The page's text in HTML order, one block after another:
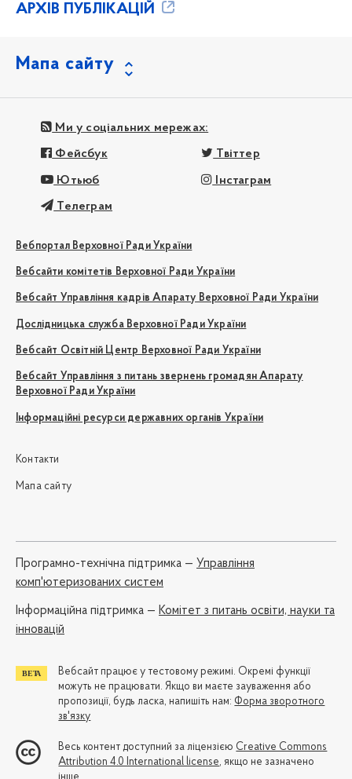
АРХІВ ПУБЛІКАЦІЙ
Мапа сайту
Ми у соціальних мережах:
Фейсбук Твіттер
Ютьюб Інстаграм
Телеграм
Вебпортал Верховної Ради України
Вебсайти комітетів Верховної Ради України
Вебсайт Управління кадрів Апарату Верховної Ради України
Дослідницька служба Верховної Ради України
Вебсайт Освітній Центр Верховної Ради України
Вебсайт Управління з питань звернень громадян Апарату
Верховної Ради України
Інформаційні ресурси державних органів України
Контакти
Мапа сайту
Програмно-технічна підтримка — Управління
комп'ютеризованих систем
Iнформаційна підтримка — Комітет з питань освіти, науки та
інновацій
Вебсайт працює у тестовому режимі. Окремі функції
можуть не працювати. Якщо ви маєте зауваження або
пропозиції, будь ласка, напишіть нам: Форма зворотного
зв'язку
Весь контент доступний за ліцензією Creative Commons
Attribution 4.0 International license, якщо не зазначено